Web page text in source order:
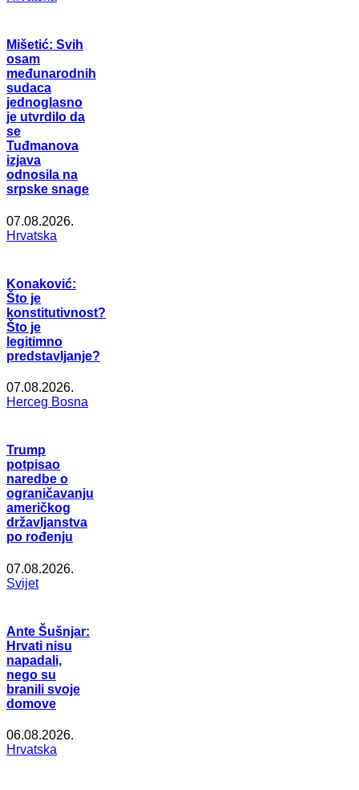
Mišetić: Svih
osam
međunarodnih
sudaca
jednoglasno
je utvrdilo da
se
Tuđmanova
izjava
odnosila na
srpske snage
07.08.2026.
Hrvatska
Konaković:
Što je
konstitutivnost?
Što je
legitimno
predstavljanje?
07.08.2026.
Herceg Bosna
Trump
potpisao
naredbe o
ograničavanju
američkog
državljanstva
po rođenju
07.08.2026.
Svijet
Ante Šušnjar:
Hrvati nisu
napadali,
nego su
branili svoje
domove
06.08.2026.
Hrvatska